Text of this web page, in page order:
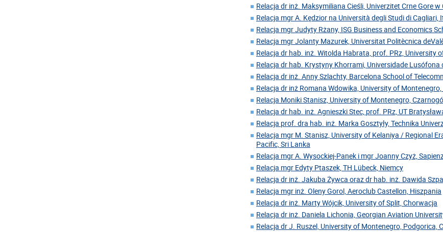
Relacja dr inż. Maksymiliana Cieśli, Univerzitet Crne Gore
Relacja mgr A. Kędzior na Università degli Studi di Cagliari,
Relacja mgr Judyty Rżany, ISG Business and Economics
Relacja mgr Jolanty Mazurek, Universitat Politècnica
Relacja dr hab. inż. Witolda Habrata, prof. PRz, University
Relacja dr hab. Krystyny Khorrami, Universidade
Relacja dr inż. Anny Szlachty, Barcelona School of
Relacja dr inż Romana Wdowika, University of
Relacja Moniki Stanisz, University of Montenegro,
Relacja dr hab. inż. Agnieszki Stec, prof. PRz, UT
Relacja prof. dra hab. inż. Marka Gosztyły, Technika
Relacja mgr M. Stanisz, University of Kelaniya / Regional
Pacific, Sri Lanka
Relacja mgr A. Wysockiej-Panek i mgr Joanny Czyż,
Relacja mgr Edyty Ptaszek, TH Lübeck, Niemcy
Relacja dr inż. Jakuba Żywca oraz dr hab. inż. Dawida
Relacja mgr inż. Oleny Gorol, Aeroclub Castellon, Hiszpania
Relacja dr inż. Marty Wójcik, University of Split, Chorwacja
Relacja dr inż. Daniela Lichonia, Georgian Aviation
Relacja dr J. Ruszel, University of Montenegro, Podgorica,